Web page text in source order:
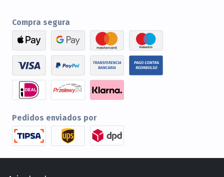
Compra segura
Pedidos enviados por